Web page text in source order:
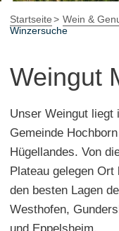
Startseite Wein &
Winzersuche
Weingut
Unser Weingut liegt
Gemeinde
Hügellandes. Von
Plateau gelegen
den besten Lagen
Westhofen,
und Eppelsheim.